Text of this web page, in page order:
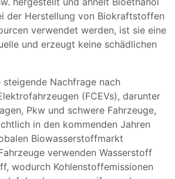
der Herstellung von Biokraftstoffen
verwendet werden, ist sie eine
und erzeugt keine schädlichen
steigende Nachfrage nach
(FCEVs), darunter
Pkw und schwere Fahrzeuge,
in den kommenden Jahren
Biowasserstoffmarkt
verwenden Wasserstoff
wodurch Kohlenstoffemissionen